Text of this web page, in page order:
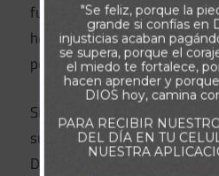
fuerza que necesitas para
hecho, el mismo te dará su
perfecta.
Sí, puede surgir el miedo,
superarlo gracias a la gracia
Dios que tiene un plan para
"Se feliz, porque la
grande si confías en
injusticias acaban
se supera, porque el
el miedo te fortalece,
hacen aprender y
DIOS hoy, camina
PARA RECIBIR
DEL DÍA EN TU
NUESTRA